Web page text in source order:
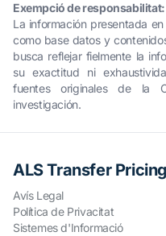
Exempció de responsabilitat:
La información presentada
como base datos y
busca reflejar fielmente la
su exactitud ni
fuentes originales de la
investigación.
ALS Transfer Pricing
Avís Legal
Política de Privacitat
Sistemes d'Informació